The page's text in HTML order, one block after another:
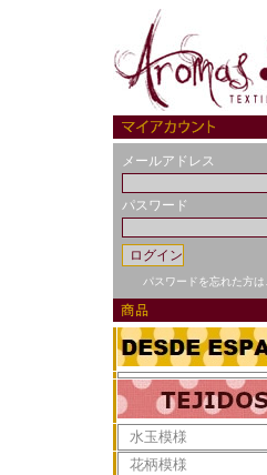
メールアドレス
パスワード
パスワードを忘れた方は
水玉模様
花柄模様